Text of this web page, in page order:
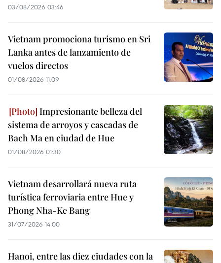
03/08/2026 03:46
Vietnam promociona turismo en Sri
Lanka antes de lanzamiento de
vuelos directos
01/08/2026 11:09
Impresionante belleza del
sistema de arroyos y cascadas de
Bach Ma en ciudad de Hue
01/08/2026 01:30
Vietnam desarrollará nueva ruta
turística ferroviaria entre Hue y
Phong Nha-Ke Bang
31/07/2026 14:00
Hanoi, entre las diez ciudades con la